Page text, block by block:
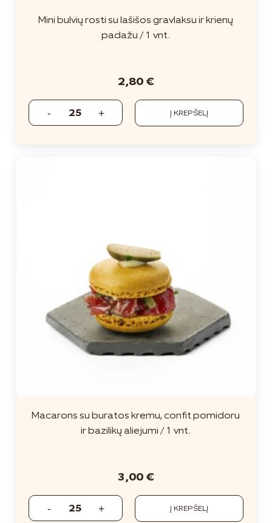
Mini bulvių rosti su lašišos gravlaksu ir krienų
padažu / 1 vnt.
Į KREPŠELĮ
2,80 €
Macarons su buratos kremu, confit pomidoru
ir bazilikų aliejumi / 1 vnt.
Į KREPŠELĮ
3,00 €